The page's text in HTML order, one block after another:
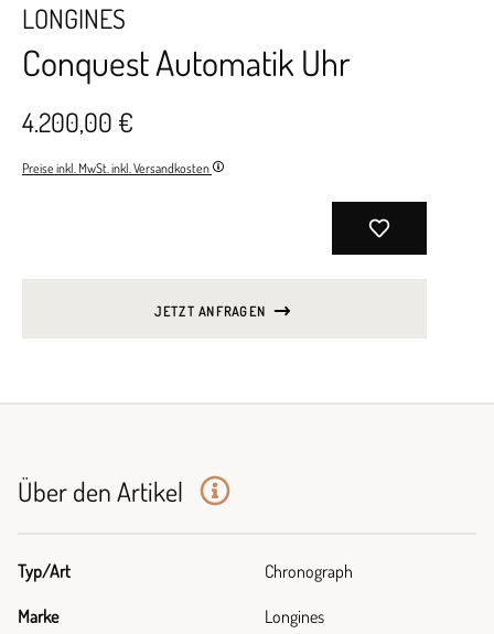
LONGINES
Conquest Automatik Uhr
4.200,00 €
Preise inkl. MwSt. inkl. Versandkosten
JETZT ANFRAGEN
Über den Artikel
Typ/Art Chronograph
Marke Longines